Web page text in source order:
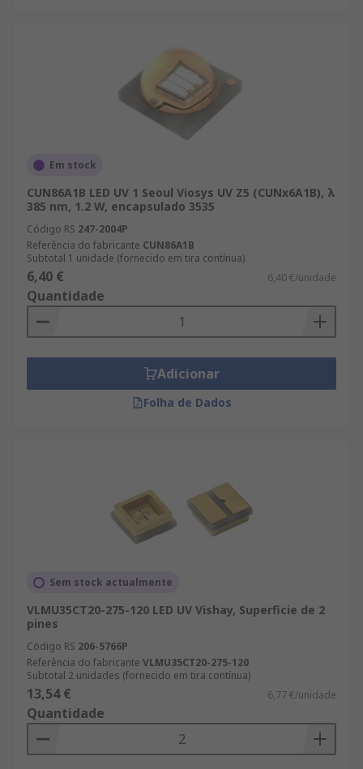
Em stock
CUN86A1B LED UV 1 Seoul Viosys UV Z5 (CUNx6A1B), λ
385 nm, 1.2 W, encapsulado 3535
Código RS 247-2004P
Referência do fabricante CUN86A1B
Subtotal 1 unidade (fornecido em tira contínua)
6,40 € 6,40 €/unidade
Quantidade
Adicionar
Folha de Dados
Sem stock actualmente
VLMU35CT20-275-120 LED UV Vishay, Superficie de 2
pines
Código RS 206-5766P
Referência do fabricante VLMU35CT20-275-120
Subtotal 2 unidades (fornecido em tira contínua)
13,54 € 6,77 €/unidade
Quantidade